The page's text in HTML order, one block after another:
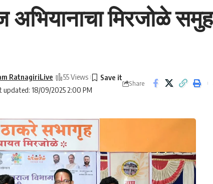
मिरजोळे
updated: 18/09/2025 2:00 PM
RatnagiriLive 55 Views
Share